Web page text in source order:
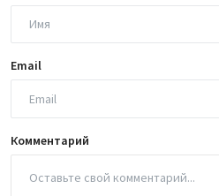
Email
Комментарий